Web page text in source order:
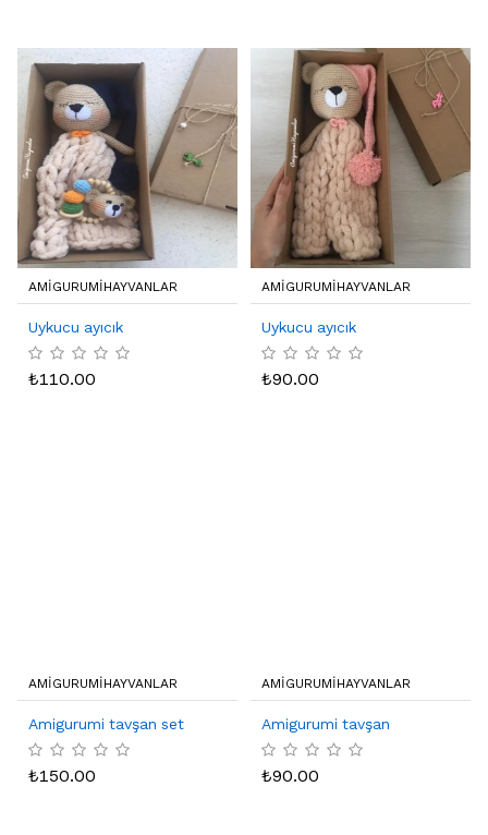
AMIGURUMIHAYVANLAR
Uykucu ayıcık
₺110.00
AMIGURUMIHAYVANLAR
Uykucu ayıcık
₺90.00
AMIGURUMIHAYVANLAR
Amigurumi tavşan set
₺150.00
AMIGURUMIHAYVANLAR
Amigurumi tavşan
₺90.00